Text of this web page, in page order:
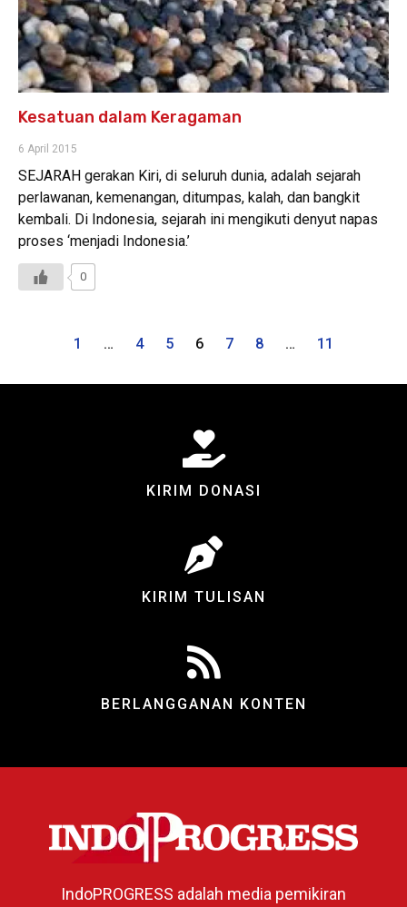
Kesatuan dalam Keragaman
6 April 2015
SEJARAH gerakan Kiri, di seluruh dunia, adalah sejarah
perlawanan, kemenangan, ditumpas, kalah, dan bangkit
kembali. Di Indonesia, sejarah ini mengikuti denyut napas
proses ‘menjadi Indonesia.’
0
1 … 4 5 6 7 8 … 11
KIRIM DONASI
KIRIM TULISAN
BERLANGGANAN KONTEN
IndoPROGRESS adalah media pemikiran